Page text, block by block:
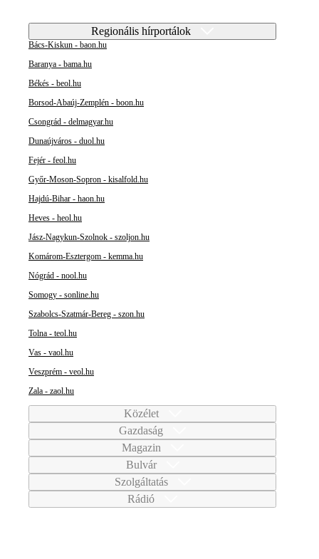
Regionális hírportálok
Bács-Kiskun - baon.hu
Baranya - bama.hu
Békés - beol.hu
Borsod-Abaúj-Zemplén - boon.hu
Csongrád - delmagyar.hu
Dunaújváros - duol.hu
Fejér - feol.hu
Győr-Moson-Sopron - kisalfold.hu
Hajdú-Bihar - haon.hu
Heves - heol.hu
Jász-Nagykun-Szolnok - szoljon.hu
Komárom-Esztergom - kemma.hu
Nógrád - nool.hu
Somogy - sonline.hu
Szabolcs-Szatmár-Bereg - szon.hu
Tolna - teol.hu
Vas - vaol.hu
Veszprém - veol.hu
Zala - zaol.hu
Közélet
Gazdaság
Magazin
Bulvár
Szolgáltatás
Rádió